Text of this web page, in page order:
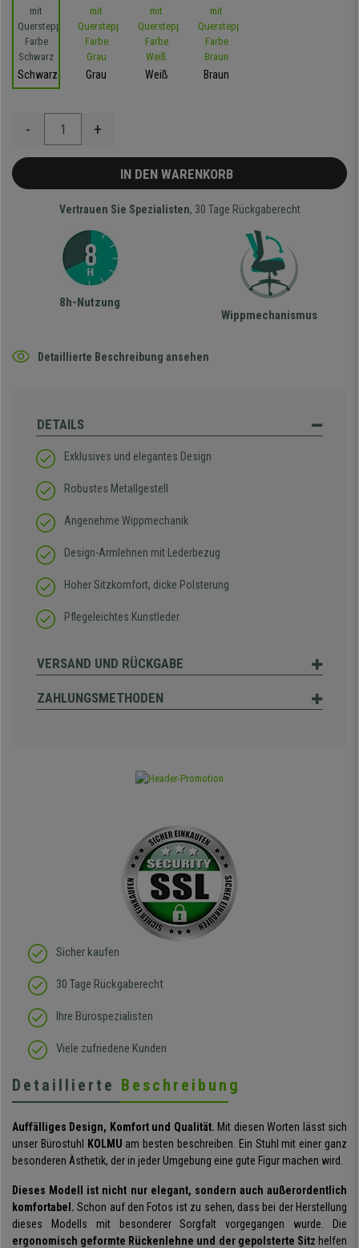
Schwarz Grau Weiß Braun
- +
IN DEN WARENKORB
Vertrauen Sie Spezialisten, 30 Tage Rückgaberecht
8h-Nutzung
Wippmechanismus
Detaillierte Beschreibung ansehen
DETAILS
Exklusives und elegantes Design
Robustes Metallgestell
Angenehme Wippmechanik
Design-Armlehnen mit Lederbezug
Hoher Sitzkomfort, dicke Polsterung
Pflegeleichtes Kunstleder
VERSAND UND RÜCKGABE
ZAHLUNGSMETHODEN
Sicher kaufen
30 Tage Rückgaberecht
Ihre Bürospezialisten
Viele zufriedene Kunden
Detaillierte Beschreibung
Auffälliges Design, Komfort und Qualität. Mit diesen Worten lässt sich
unser Bürostuhl
KOLMU am besten beschreiben. Ein Stuhl mit einer ganz
besonderen Ästhetik, der in jeder Umgebung eine gute Figur machen wird.
Dieses Modell ist nicht nur elegant, sondern auch außerordentlich
komfortabel. Schon auf den Fotos ist zu sehen, dass bei der Herstellung
dieses Modells mit besonderer Sorgfalt vorgegangen wurde. Die
ergonomisch geformte Rückenlehne und der gepolsterte Sitz helfen